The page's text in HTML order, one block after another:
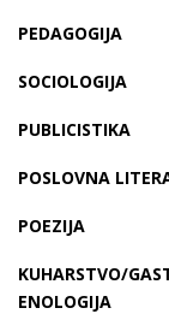
PEDAGOGIJA
SOCIOLOGIJA
PUBLICISTIKA
POSLOVNA
POEZIJA
KUHARSTVO/
ENOLOGIJA